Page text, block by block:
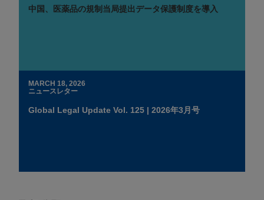
中国、医薬品の規制当局提出データ保護制度を導入
MARCH 18, 2026
ニュースレター
Global Legal Update Vol. 125 | 2026年3月号